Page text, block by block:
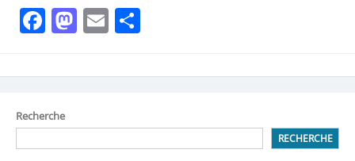
Facebook
Mastodon
Email
Recherche
RECHERCHE